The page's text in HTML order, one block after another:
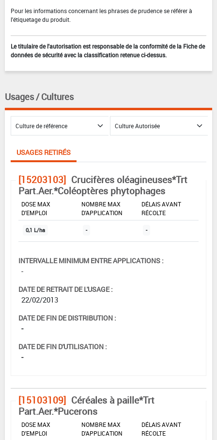
Pour les informations concernant les phrases de prudence se référer à
l'étiquetage du produit.
Le titulaire de l'autorisation est responsable de la conformité de la Fiche de
données de sécurité avec la classification retenue ci-dessus.
Usages / Cultures
USAGES RETIRÉS
[15203103] Crucifères oléagineuses*Trt
Part.Aer.*Coléoptères phytophages
DOSE MAX
D'EMPLOI
NOMBRE MAX
D'APPLICATION
DÉLAIS AVANT
RÉCOLTE
0,1 L/ha - -
INTERVALLE MINIMUM ENTRE APPLICATIONS :
-
DATE DE RETRAIT DE L'USAGE :
22/02/2013
DATE DE FIN DE DISTRIBUTION :
-
DATE DE FIN D'UTILISATION :
-
[15103109] Céréales à paille*Trt
Part.Aer.*Pucerons
DOSE MAX
D'EMPLOI
NOMBRE MAX
D'APPLICATION
DÉLAIS AVANT
RÉCOLTE